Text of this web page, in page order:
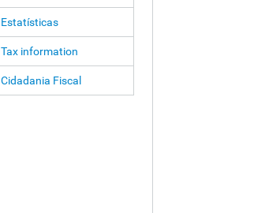
Estatísticas
Tax information
Cidadania Fiscal